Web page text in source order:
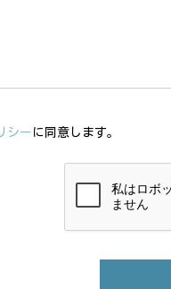
シー に同意します。